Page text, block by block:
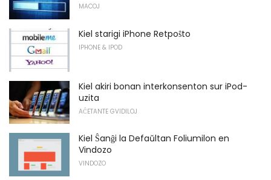
MACOJ
Kiel starigi iPhone Retpoŝto
IPHONE & IPOD
Kiel akiri bonan interkonsenton sur iPod-
uzita
AĈETANTE GVIDILOJ
Kiel Ŝanĝi la Defaŭltan Foliumilon en
Vindozo
VINDOZO